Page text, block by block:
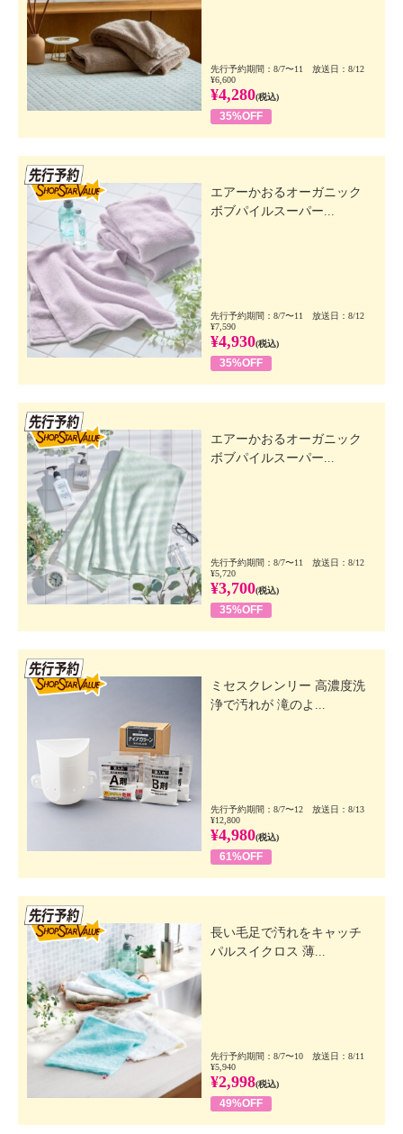
先行予約期間：8/7〜11 放送日：8/12
¥6,600
¥4,280(税込)
35%OFF
エアーかおるオーガニック
ボブパイルスーパー...
先行予約期間：8/7〜11 放送日：8/12
¥7,590
¥4,930(税込)
35%OFF
エアーかおるオーガニック
ボブパイルスーパー...
先行予約期間：8/7〜11 放送日：8/12
¥5,720
¥3,700(税込)
35%OFF
ミセスクレンリー 高濃度洗
浄で汚れが 滝のよ...
先行予約期間：8/7〜12 放送日：8/13
¥12,800
¥4,980(税込)
61%OFF
長い毛足で汚れをキャッチ
パルスイクロス 薄...
先行予約期間：8/7〜10 放送日：8/11
¥5,940
¥2,998(税込)
49%OFF